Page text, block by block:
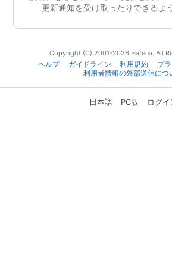
更新通知を受け取ったりできるよ
Copyright (C) 2001-2026 Hatena. All
ヘルプ
ガイドライン 利用規約
プ
利用者情報の外部送信につ
日本語 PC版 ログイ